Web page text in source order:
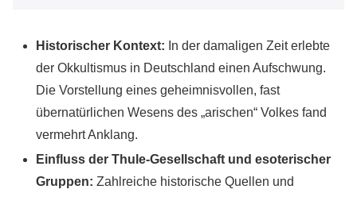
Historischer Kontext: In der damaligen Zeit erlebte
der Okkultismus in Deutschland einen Aufschwung.
Die Vorstellung eines geheimnisvollen, fast
übernatürlichen Wesens des „arischen“ Volkes fand
vermehrt Anklang.
Einfluss der Thule-Gesellschaft und esoterischer
Gruppen: Zahlreiche historische Quellen und